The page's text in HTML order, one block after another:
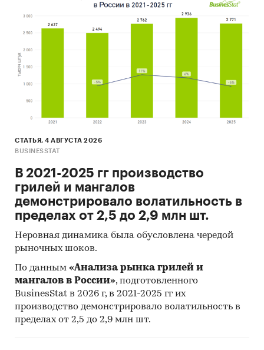
СТАТЬЯ, 4 АВГУСТА 2026
BUSINESSTAT
В 2021-2025 гг производство
грилей и мангалов
демонстрировало волатильность в
пределах от 2,5 до 2,9 млн шт.
Неровная динамика была обусловлена чередой
рыночных шоков.
По данным «Анализа рынка грилей и
мангалов в России», подготовленного
BusinesStat в 2026 г, в 2021-2025 гг их
производство демонстрировало волатильность в
пределах от 2,5 до 2,9 млн шт.